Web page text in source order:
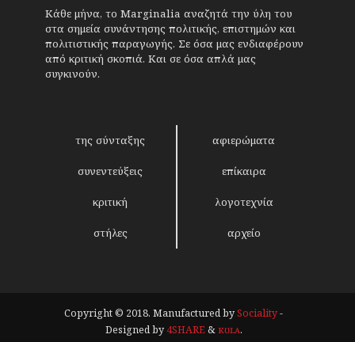
Κάθε μήνα, το Marginalia αναζητά την ύλη του
στα σημεία συνάντησης πολιτικής, επιστημών και
πολιτιστικής παραγωγής. Σε όσα μας ενδιαφέρουν
από κριτική σκοπιά. Και σε όσα απλά μας
συγκινούν.
της σύνταξης αφιερώματα
συνεντεύξεις επίκαιρα
κριτική λογοτεχνία
στήλες αρχείο
Copyright © 2018. Manufactured bySociality-
Designed by4SHARE&кʊʟᴀ.